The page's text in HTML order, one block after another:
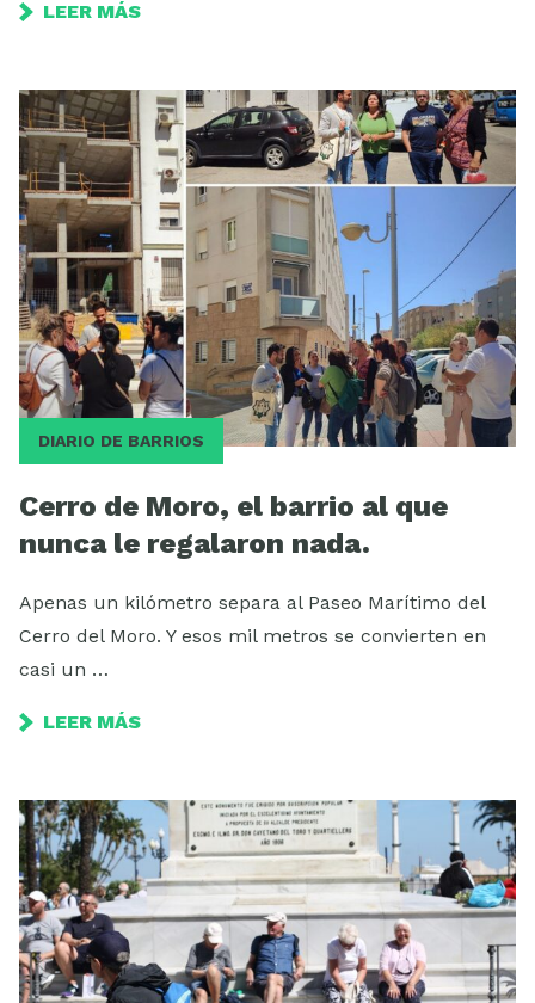
LEER MÁS
DIARIO DE BARRIOS
Cerro de Moro, el barrio al que
nunca le regalaron nada.
Apenas un kilómetro separa al Paseo Marítimo del
Cerro del Moro. Y esos mil metros se convierten en
casi un …
LEER MÁS